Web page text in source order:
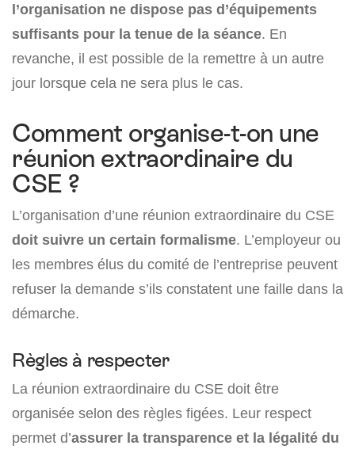
l’organisation ne dispose pas d’équipements
suffisants pour la tenue de la séance. En
revanche, il est possible de la remettre à un autre
jour lorsque cela ne sera plus le cas.
Comment organise-t-on une
réunion extraordinaire du
CSE ?
L’organisation d’une réunion extraordinaire du CSE
doit suivre un certain formalisme. L’employeur ou
les membres élus du comité de l’entreprise peuvent
refuser la demande s’ils constatent une faille dans la
démarche.
Règles à respecter
La réunion extraordinaire du CSE doit être
organisée selon des règles figées. Leur respect
permet d’assurer la transparence et la légalité du